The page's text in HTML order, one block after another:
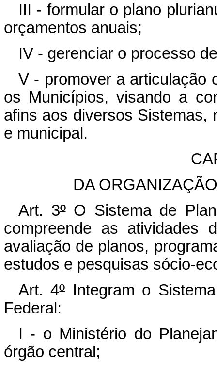
III - formular o plano
orçamentos anuais;
IV - gerenciar o processo
V - promover a articulação
os Municípios, visando a
afins aos diversos Sistemas,
e municipal.
DA
Art. 3ºO Sistema de
compreende as atividades
avaliação de planos,
estudos e pesquisas sócio-
Art. 4ºIntegram o
Federal:
I - o Ministério do
órgão central;